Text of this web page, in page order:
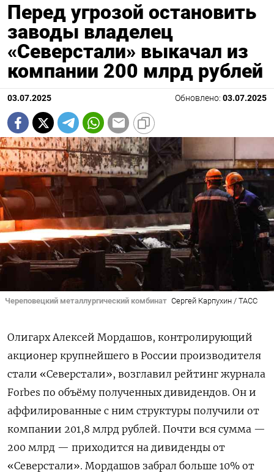
Перед угрозой остановить
заводы владелец
«Северстали» выкачал из
компании 200 млрд рублей
03.07.2025 Обновлено: 03.07.2025
Череповецкий металлургический комбинат Сергей Карпухин / ТАСС
Олигарх Алексей Мордашов, контролирующий
акционер крупнейшего в России производителя
стали «Северстали», возглавил рейтинг журнала
Forbes по объёму полученных дивидендов. Он и
аффилированные с ним структуры получили от
компании 201,8 млрд рублей. Почти вся сумма —
200 млрд — приходится на дивиденды от
«Северстали». Мордашов забрал больше 10% от